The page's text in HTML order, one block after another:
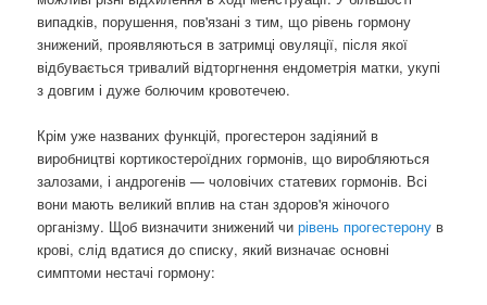
випадків, порушення, пов'язані з тим, що рівень гормону
знижений, проявляються в затримці овуляції, після якої
відбувається тривалий відторгнення ендометрія матки, укупі
з довгим і дуже болючим кровотечею.
Крім уже названих функцій, прогестерон задіяний в
виробництві кортикостероїдних гормонів, що виробляються
залозами, і андрогенів — чоловічих статевих гормонів. Всі
вони мають великий вплив на стан здоров'я жіночого
організму. Щоб визначити знижений чирівень прогестерону в
крові, слід вдатися до списку, який визначає основні
симптоми нестачі гормону: